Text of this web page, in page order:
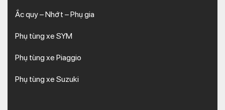
Ắc quy – Nhớt – Phụ gia
Phụ tùng xe SYM
Phụ tùng xe Piaggio
Phụ tùng xe Suzuki